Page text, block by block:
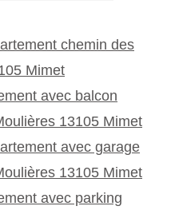
chemin des
Mimet
avec balcon
13105 Mimet
avec garage
13105 Mimet
avec parking